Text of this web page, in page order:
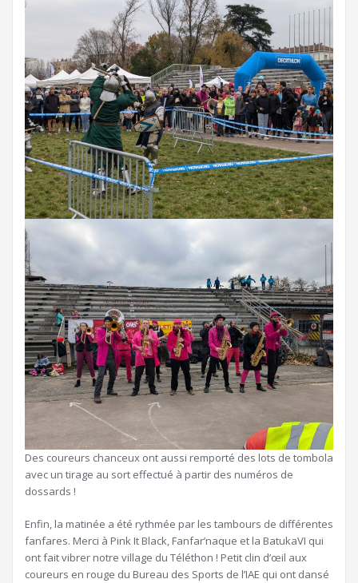
Des coureurs chanceux ont aussi remporté des lots de tombola
avec un tirage au sort effectué à partir des numéros de
dossards !
Enfin, la matinée a été rythmée par les tambours de différentes
fanfares. Merci à Pink It Black, Fanfar’naque et la BatukaVI qui
ont fait vibrer notre village du Téléthon ! Petit clin d’œil aux
coureurs en rouge du Bureau des Sports de l’IAE qui ont dansé